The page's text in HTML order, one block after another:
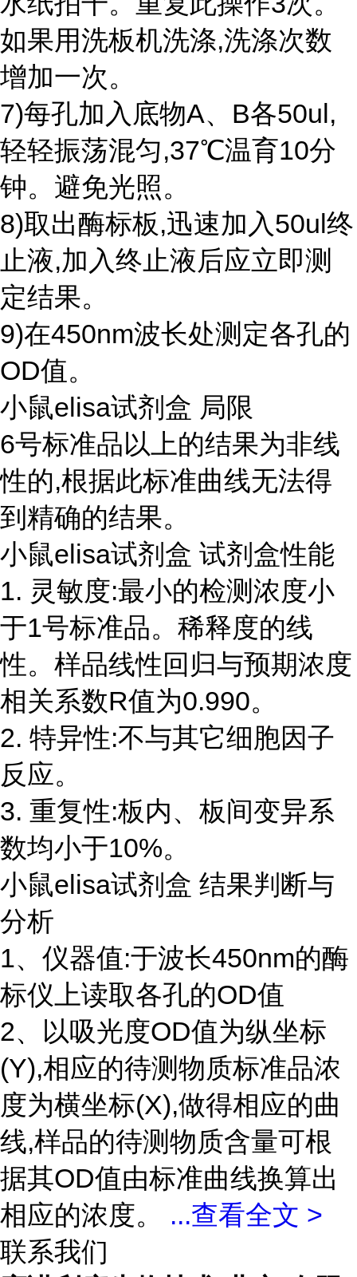
如果用洗板机洗涤,洗涤次数
增加一次。
7)每孔加入底物A、B各50ul,
轻轻振荡混匀,37℃温育10分
钟。避免光照。
8)取出酶标板,迅速加入50ul终
止液,加入终止液后应立即测
定结果。
9)在450nm波长处测定各孔的
OD值。
小鼠elisa试剂盒 局限
6号标准品以上的结果为非线
性的,根据此标准曲线无法得
到精确的结果。
小鼠elisa试剂盒 试剂盒性能
1. 灵敏度:最小的检测浓度小
于1号标准品。稀释度的线
性。样品线性回归与预期浓度
相关系数R值为0.990。
2. 特异性:不与其它细胞因子
反应。
3. 重复性:板内、板间变异系
数均小于10%。
小鼠elisa试剂盒 结果判断与
分析
1、仪器值:于波长450nm的酶
标仪上读取各孔的OD值
2、以吸光度OD值为纵坐标
(Y),相应的待测物质标准品浓
度为横坐标(X),做得相应的曲
线,样品的待测物质含量可根
据其OD值由标准曲线换算出
相应的浓度。 ...查看全文 >
联系我们